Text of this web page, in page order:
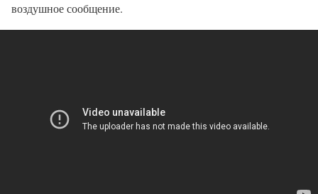
воздушное сообщение.